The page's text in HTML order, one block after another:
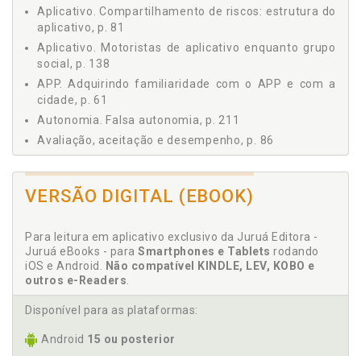
3.2.6 Obscurantismo, p. 176
3.3 GESTÃO DO TRABALHO, p. 179
3.4 INDÍCIOS DE SUBORDINAÇÃO, p. 183
3.4.1 Poder Regulamentar, p. 185
3.4.2 Hierarquia, p. 191
3.4.3 Supervisão, p. 200
3.4.4 Punição, p. 206
3.4.5 Falsa Autonomia, p. 211
3.5 SUBORDINAÇÃO NO CAPITALISMO DE PLATAFORMA,
p. 222
3.6 RISCOS DA DESPROTEÇÃO E PERSPECTIVAS, p. 232
Aplicativo. Compartilhamento de riscos: estrutura do
aplicativo, p. 81
Aplicativo. Motoristas de aplicativo enquanto grupo
social, p. 138
APP. Adquirindo familiaridade com o APP e com a
cidade, p. 61
Autonomia. Falsa autonomia, p. 211
Avaliação, aceitação e desempenho, p. 86
C
Capitalismo. Subordinação no capitalismo de
Compartilhamento de riscos, p. 171
Compartilhamento de riscos: estrutura do aplicativo,
p. 81
Conclusão, p. 251
Contrato em pedaços, p. 42
VERSÃO DIGITAL (EBOOK)
Para leitura em aplicativo exclusivo da Juruá Editora -
Juruá eBooks - para Smartphones e Tablets rodando
iOS e Android. Não compatível KINDLE, LEV, KOBO e
outros e-Readers.
Disponível para as plataformas:
Android 15 ou posterior